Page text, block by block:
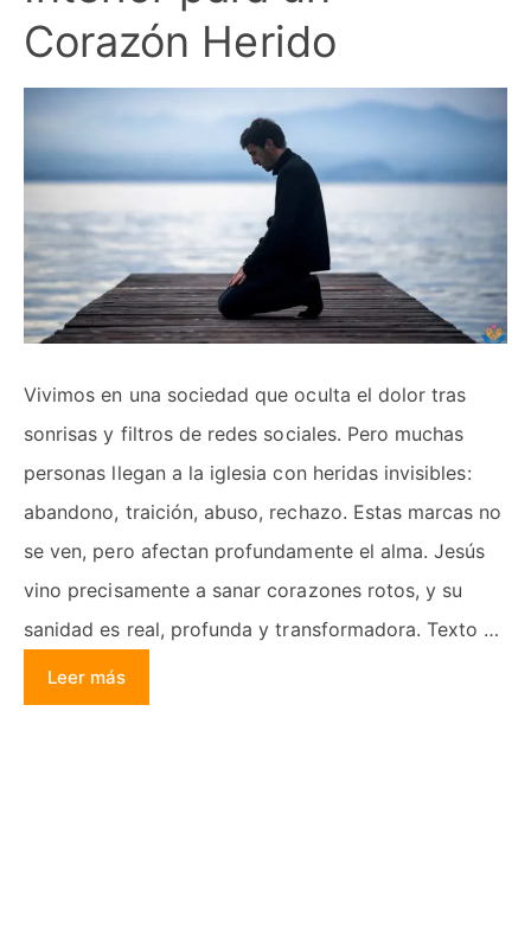
Corazón Herido
Vivimos en una sociedad que oculta el dolor tras
sonrisas y filtros de redes sociales. Pero muchas
personas llegan a la iglesia con heridas invisibles:
abandono, traición, abuso, rechazo. Estas marcas no
se ven, pero afectan profundamente el alma. Jesús
vino precisamente a sanar corazones rotos, y su
sanidad es real, profunda y transformadora. Texto …
Leer más